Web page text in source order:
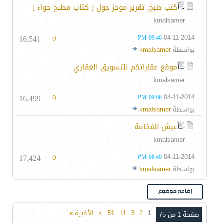
كتب طبخ, تقرير موجز حول [ كتاب مطبخ حواء ]
kmalsamer
04-11-2014
09:46 PM
بواسطةkmalsamer
0
16,541
موقع عقاراتكم للتسويق العقاري
kmalsamer
04-11-2014
09:06 PM
بواسطةkmalsamer
0
16,499
عيش الفخامة
kmalsamer
04-11-2014
08:49 PM
بواسطةkmalsamer
0
17,424
صفحة 1 من 75 1
2
3
11
51
> الأخيرة»